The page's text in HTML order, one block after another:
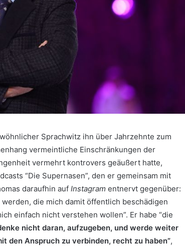
Sprachwitz ihn über Jahrzehnte zum
vermeintliche Einschränkungen der
vermehrt kontrovers geäußert hatte,
“Die Supernasen”, den er gemeinsam mit
daraufhin auf Instagram entnervt gegenüber:
die mich damit öffentlich beschädigen
einfach nicht verstehen wollen”. Er habe “die
nicht daran, aufzugeben, und werde weiter
den Anspruch zu verbinden, recht zu haben”,